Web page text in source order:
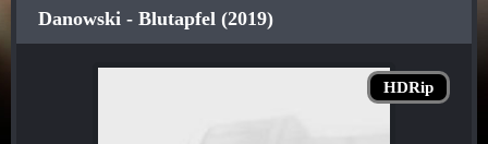
HDRip
Danowski - Blutapfel (2019)